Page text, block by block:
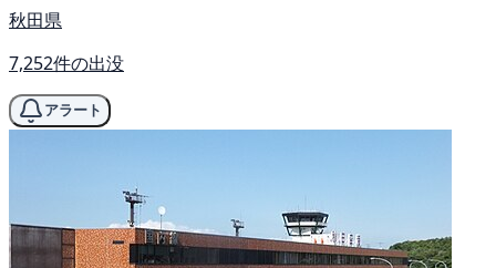
秋田県
7,252件の出没
アラート